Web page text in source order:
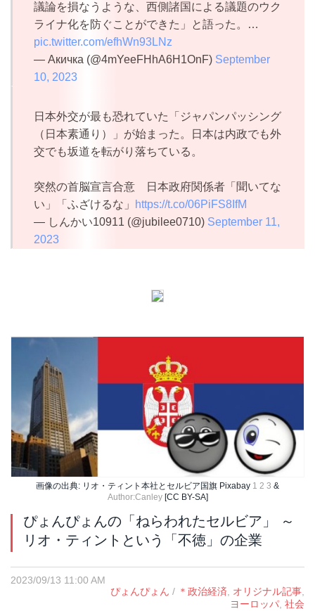
議論を損なうような、西側諸国による議題のウク
ライナ化を防ぐことができた」と語った。…
pic.twitter.com/efhWn93LNz
— Акичка (@4mYeeFHhA6H1OnF) September
10, 2023
日本外交が最も恐れていた「ジャパンパッシング
（日本素通り）」が始まった。日本は内政でも外
交でも坂道を転がり落ちている。
突然の首脳宣言合意 日本政府関係者「聞いてな
い」「ふざけるな」
https://t.co/06PiFS8IfM
— しんかい10911 (@jubilee0710) September 11,
2023
画像の出典: リオ・ティント本社とセルビア国旗 Pixabay 1 2 3 &
Author:Canley[CC BY-SA]
ぴょんぴょんの「ねらわれたセルビア」 ～
リオ・ティントという「不徳」の企業
2023/09/13 11:00 AM
ぴょんぴょん / ＊政治経済 オリジナル記事
ヨーロッパ 社会